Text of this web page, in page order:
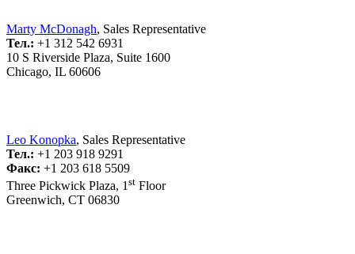
Marty McDonagh, Sales Representative
Тел.: +1 312 542 6931
10 S Riverside Plaza, Suite 1600
Chicago, IL 60606
Leo Konopka, Sales Representative
Тел.: +1 203 918 9291
Факс: +1 203 618 5509
Three Pickwick Plaza, 1 st Floor
Greenwich, CT 06830